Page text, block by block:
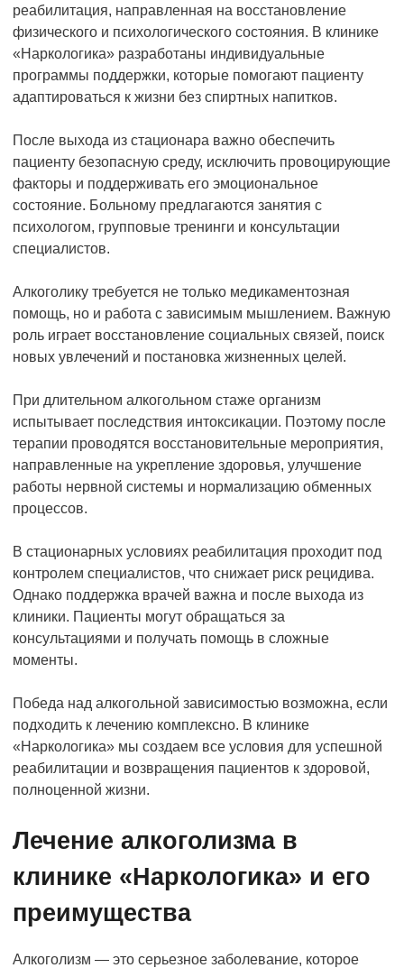
реабилитация, направленная на восстановление
физического и психологического состояния. В клинике
«Наркологика» разработаны индивидуальные
программы поддержки, которые помогают пациенту
адаптироваться к жизни без спиртных напитков.
После выхода из стационара важно обеспечить
пациенту безопасную среду, исключить провоцирующие
факторы и поддерживать его эмоциональное
состояние. Больному предлагаются занятия с
психологом, групповые тренинги и консультации
специалистов.
Алкоголику требуется не только медикаментозная
помощь, но и работа с зависимым мышлением. Важную
роль играет восстановление социальных связей, поиск
новых увлечений и постановка жизненных целей.
При длительном алкогольном стаже организм
испытывает последствия интоксикации. Поэтому после
терапии проводятся восстановительные мероприятия,
направленные на укрепление здоровья, улучшение
работы нервной системы и нормализацию обменных
процессов.
В стационарных условиях реабилитация проходит под
контролем специалистов, что снижает риск рецидива.
Однако поддержка врачей важна и после выхода из
клиники. Пациенты могут обращаться за
консультациями и получать помощь в сложные
моменты.
Победа над алкогольной зависимостью возможна, если
подходить к лечению комплексно. В клинике
«Наркологика» мы создаем все условия для успешной
реабилитации и возвращения пациентов к здоровой,
полноценной жизни.
Лечение алкоголизма в
клинике «Наркологика» и его
преимущества
Алкоголизм — это серьезное заболевание, которое